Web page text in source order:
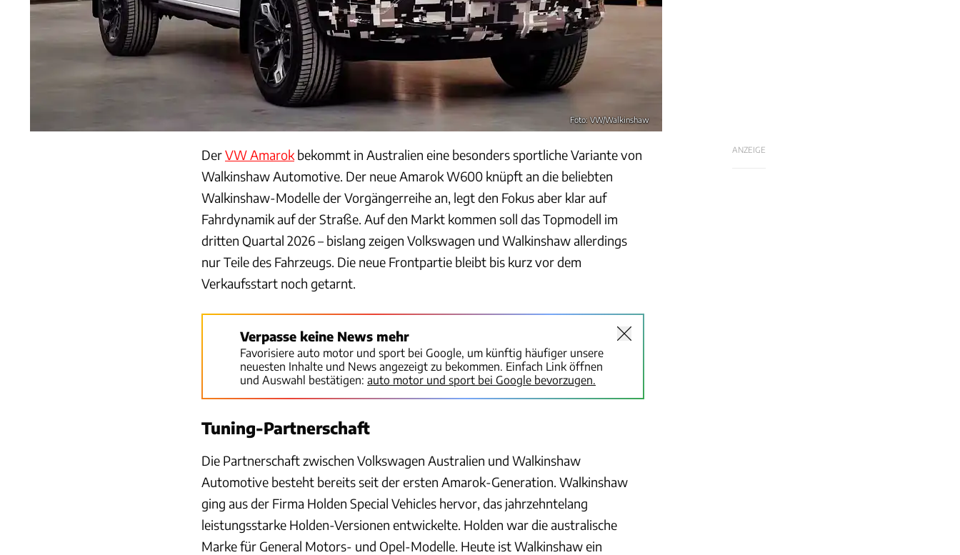
Foto: VW/Walkinshaw
ANZEIGE
DerVW Amarok bekommt in Australien eine besonders sportliche Variante von
Walkinshaw Automotive. Der neue Amarok W600 knüpft an die beliebten
Walkinshaw-Modelle der Vorgängerreihe an, legt den Fokus aber klar auf
Fahrdynamik auf der Straße. Auf den Markt kommen soll das Topmodell im
dritten Quartal 2026 – bislang zeigen Volkswagen und Walkinshaw allerdings
nur Teile des Fahrzeugs. Die neue Frontpartie bleibt bis kurz vor dem
Verkaufsstart noch getarnt.
Verpasse keine News mehr
Favorisiere auto motor und sport bei Google, um künftig häufiger unsere
neuesten Inhalte und News angezeigt zu bekommen. Einfach Link öffnen
und Auswahl bestätigen: auto motor und sport bei Google bevorzugen.
Tuning-Partnerschaft
Die Partnerschaft zwischen Volkswagen Australien und Walkinshaw
Automotive besteht bereits seit der ersten Amarok-Generation. Walkinshaw
ging aus der Firma Holden Special Vehicles hervor, das jahrzehntelang
leistungsstarke Holden-Versionen entwickelte. Holden war die australische
Marke für General Motors- und Opel-Modelle. Heute ist Walkinshaw ein